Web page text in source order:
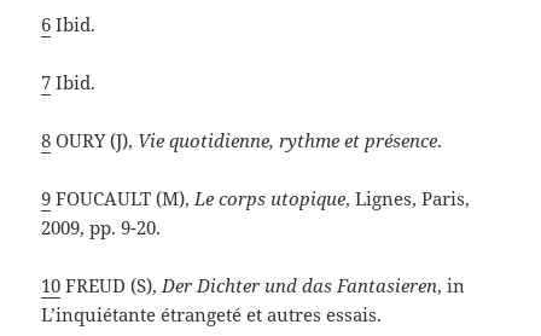
6 Ibid.
7 Ibid.
8 OURY (J), Vie quotidienne, rythme et présence.
9 FOUCAULT (M), Le corps utopique, Lignes, Paris,
2009, pp. 9-20.
10 FREUD (S), Der Dichter und das Fantasieren, in
L’inquiétante étrangeté et autres essais.